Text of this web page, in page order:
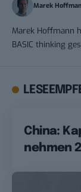
Marek
Marek Hoffmann
BASIC thinking
China:
nehmen